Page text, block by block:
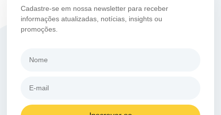
Cadastre-se em nossa newsletter para receber
informações atualizadas, notícias, insights ou
promoções.